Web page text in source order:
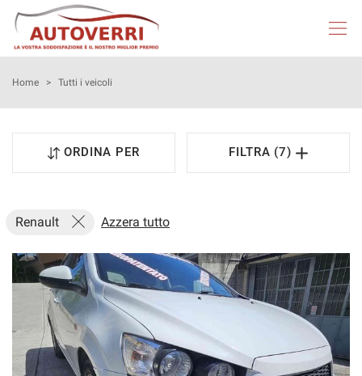
HOME
NEOPATENTATI
ACQUISTIAMO USATO
ASSISTENZA
DICONO DI NOI
Home > Tutti i veicoli
ORDINA PER FILTRA (7)
Renault Azzera tutto